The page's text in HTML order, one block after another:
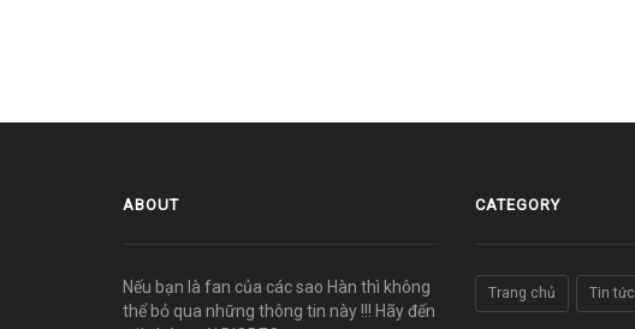
ABOUT
Nếu bạn là fan của các sao Hàn thì không
thể bỏ qua những thông tin này !!! Hãy đến
CATEGORY
Trang chủ Tin tức